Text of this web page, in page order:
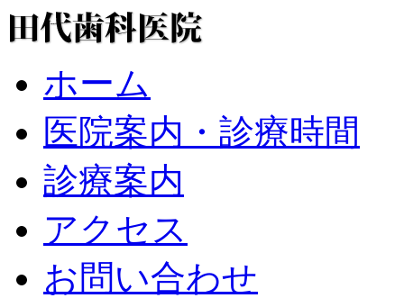
ホーム
医院案内・診療時間
診療案内
アクセス
お問い合わせ